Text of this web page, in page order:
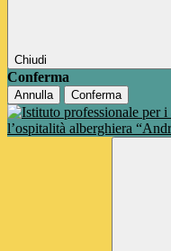
Chiudi
Conferma
Annulla Conferma